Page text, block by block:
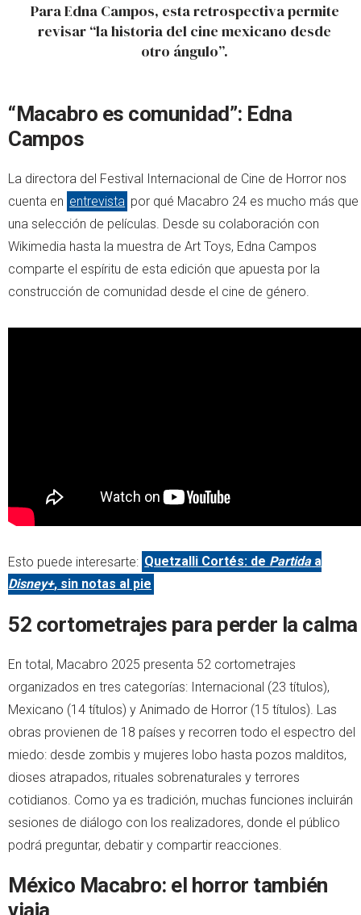
Para Edna Campos, esta retrospectiva permite
revisar “la historia del cine mexicano desde
otro ángulo”.
“Macabro es comunidad”: Edna
Campos
La directora del Festival Internacional de Cine de Horror nos
cuenta en entrevista por qué Macabro 24 es mucho más que
una selección de películas. Desde su colaboración con
Wikimedia hasta la muestra de Art Toys, Edna Campos
comparte el espíritu de esta edición que apuesta por la
construcción de comunidad desde el cine de género.
Esto puede interesarte: Quetzalli Cortés: de Partidaa
Disney+, sin notas al pie
52 cortometrajes para perder la calma
En total, Macabro 2025 presenta 52 cortometrajes
organizados en tres categorías: Internacional (23 títulos),
Mexicano (14 títulos) y Animado de Horror (15 títulos). Las
obras provienen de 18 países y recorren todo el espectro del
miedo: desde zombis y mujeres lobo hasta pozos malditos,
dioses atrapados, rituales sobrenaturales y terrores
cotidianos. Como ya es tradición, muchas funciones incluirán
sesiones de diálogo con los realizadores, donde el público
podrá preguntar, debatir y compartir reacciones.
México Macabro: el horror también
viaja